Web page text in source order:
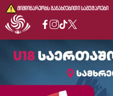
მიმდინარეობს განახლებითი სამუშაოები